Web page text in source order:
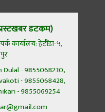
डटकम)
कार्यालय: हेटौँडा-५,
- 9855068230,
- 9855068428,
- 9855069254